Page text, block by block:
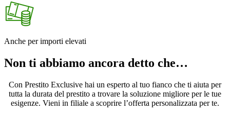
Anche per importi elevati
Non ti abbiamo ancora detto che…
Con Prestito Exclusive hai un esperto al tuo fianco che ti aiuta per
tutta la durata del prestito a trovare la soluzione migliore per le tue
esigenze. Vieni in filiale a scoprire l’offerta personalizzata per te.